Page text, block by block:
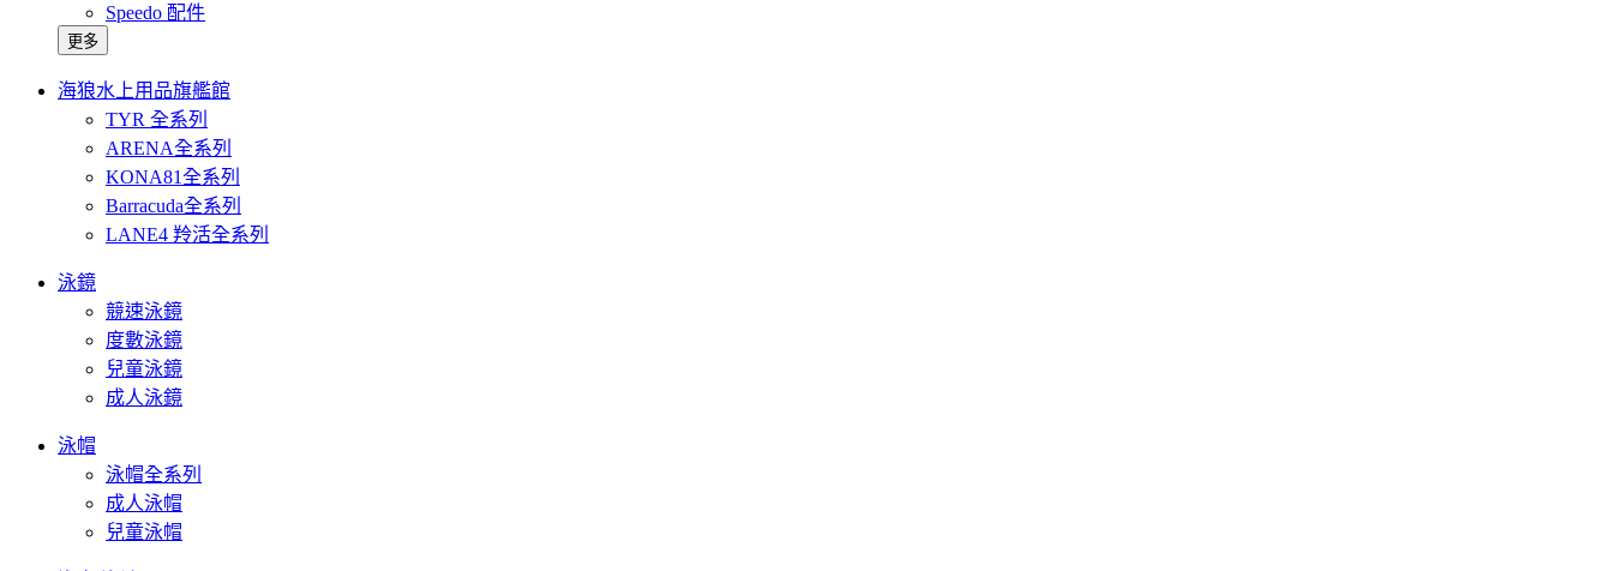
Speedo 配件
更多
海狼水上用品旗艦館
TYR 全系列
ARENA全系列
KONA81全系列
Barracuda全系列
LANE4 羚活全系列
泳鏡
競速泳鏡
度數泳鏡
兒童泳鏡
成人泳鏡
泳帽
泳帽全系列
成人泳帽
兒童泳帽